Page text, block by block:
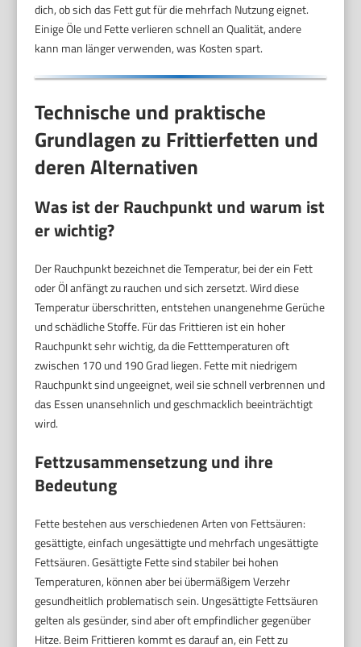
dich, ob sich das Fett gut für die mehrfach Nutzung eignet.
Einige Öle und Fette verlieren schnell an Qualität, andere
kann man länger verwenden, was Kosten spart.
Technische und praktische
Grundlagen zu Frittierfetten und
deren Alternativen
Was ist der Rauchpunkt und warum ist
er wichtig?
Der Rauchpunkt bezeichnet die Temperatur, bei der ein Fett
oder Öl anfängt zu rauchen und sich zersetzt. Wird diese
Temperatur überschritten, entstehen unangenehme Gerüche
und schädliche Stoffe. Für das Frittieren ist ein hoher
Rauchpunkt sehr wichtig, da die Fetttemperaturen oft
zwischen 170 und 190 Grad liegen. Fette mit niedrigem
Rauchpunkt sind ungeeignet, weil sie schnell verbrennen und
das Essen unansehnlich und geschmacklich beeinträchtigt
wird.
Fettzusammensetzung und ihre
Bedeutung
Fette bestehen aus verschiedenen Arten von Fettsäuren:
gesättigte, einfach ungesättigte und mehrfach ungesättigte
Fettsäuren. Gesättigte Fette sind stabiler bei hohen
Temperaturen, können aber bei übermäßigem Verzehr
gesundheitlich problematisch sein. Ungesättigte Fettsäuren
gelten als gesünder, sind aber oft empfindlicher gegenüber
Hitze. Beim Frittieren kommt es darauf an, ein Fett zu